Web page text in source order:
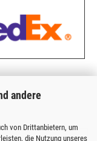
andere
von Drittanbietern, um
die Nutzung unseres